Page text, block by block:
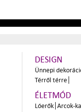
DESIGN
Ünnepi
Térről térre
ÉLETMÓD
Lóerők Arcok-